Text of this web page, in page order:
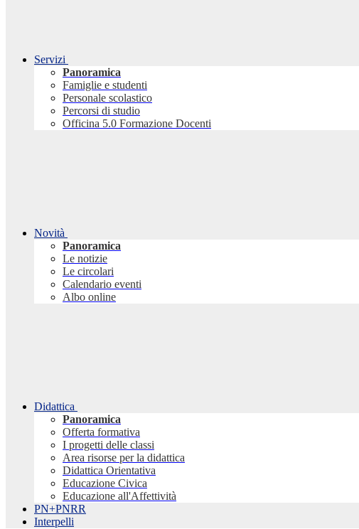
Servizi
Panoramica
Famiglie e studenti
Personale scolastico
Percorsi di studio
Officina 5.0 Formazione Docenti
Novità
Panoramica
Le notizie
Le circolari
Calendario eventi
Albo online
Didattica
Panoramica
Offerta formativa
I progetti delle classi
Area risorse per la didattica
Didattica Orientativa
Educazione Civica
Educazione all'Affettività
PN+PNRR
Interpelli